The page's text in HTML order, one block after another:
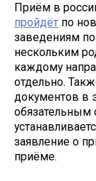
Приём в
пройдёт по
заведениям
нескольким
каждому
отдельно.
документов в
обязательным
заявление о
приёме.